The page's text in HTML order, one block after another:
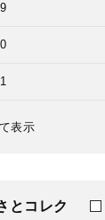
表示
とコレク